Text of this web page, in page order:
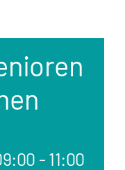
- 11:00